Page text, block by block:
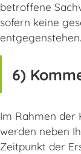
betroffene
sofern keine
entgegenstehen.
6)
Im Rahmen der
werden neben
Zeitpunkt der